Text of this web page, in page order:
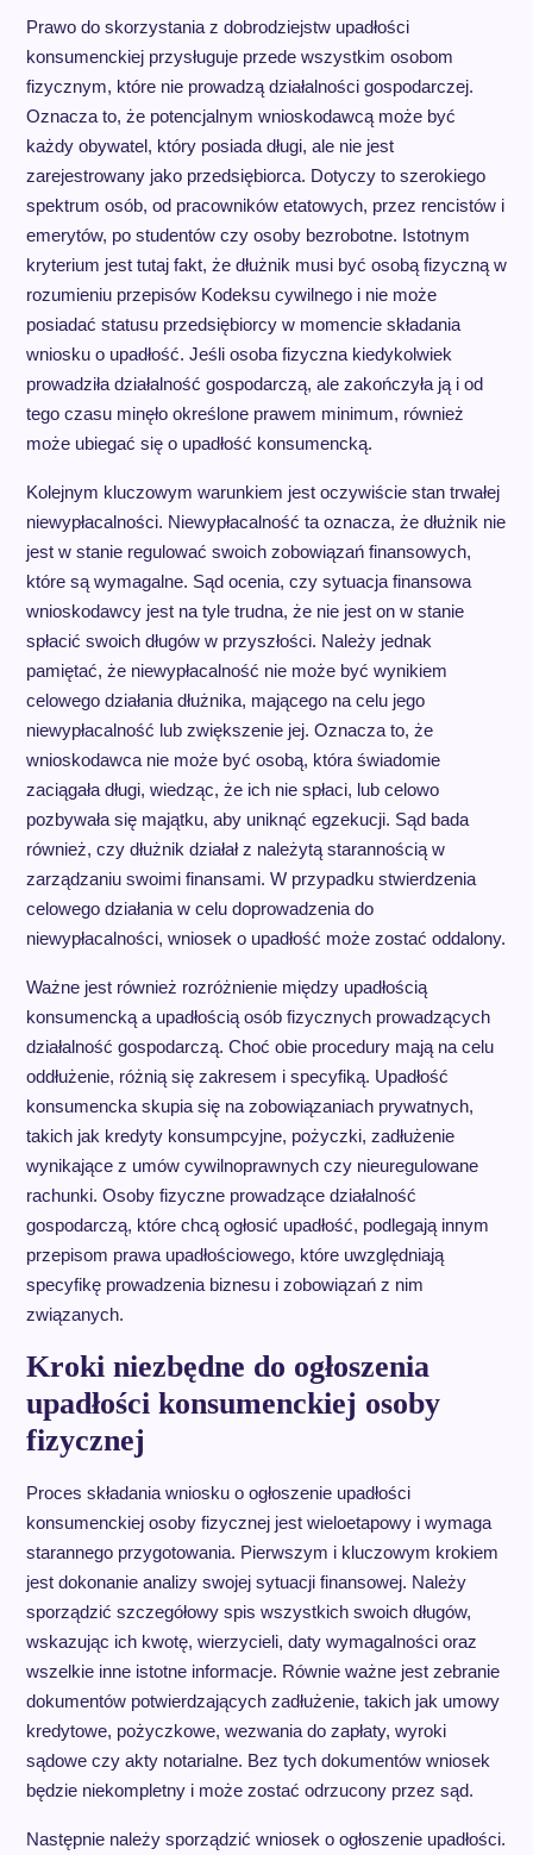
Prawo do skorzystania z dobrodziejstw upadłości
konsumenckiej przysługuje przede wszystkim osobom
fizycznym, które nie prowadzą działalności gospodarczej.
Oznacza to, że potencjalnym wnioskodawcą może być
każdy obywatel, który posiada długi, ale nie jest
zarejestrowany jako przedsiębiorca. Dotyczy to szerokiego
spektrum osób, od pracowników etatowych, przez rencistów i
emerytów, po studentów czy osoby bezrobotne. Istotnym
kryterium jest tutaj fakt, że dłużnik musi być osobą fizyczną w
rozumieniu przepisów Kodeksu cywilnego i nie może
posiadać statusu przedsiębiorcy w momencie składania
wniosku o upadłość. Jeśli osoba fizyczna kiedykolwiek
prowadziła działalność gospodarczą, ale zakończyła ją i od
tego czasu minęło określone prawem minimum, również
może ubiegać się o upadłość konsumencką.
Kolejnym kluczowym warunkiem jest oczywiście stan trwałej
niewypłacalności. Niewypłacalność ta oznacza, że dłużnik nie
jest w stanie regulować swoich zobowiązań finansowych,
które są wymagalne. Sąd ocenia, czy sytuacja finansowa
wnioskodawcy jest na tyle trudna, że nie jest on w stanie
spłacić swoich długów w przyszłości. Należy jednak
pamiętać, że niewypłacalność nie może być wynikiem
celowego działania dłużnika, mającego na celu jego
niewypłacalność lub zwiększenie jej. Oznacza to, że
wnioskodawca nie może być osobą, która świadomie
zaciągała długi, wiedząc, że ich nie spłaci, lub celowo
pozbywała się majątku, aby uniknąć egzekucji. Sąd bada
również, czy dłużnik działał z należytą starannością w
zarządzaniu swoimi finansami. W przypadku stwierdzenia
celowego działania w celu doprowadzenia do
niewypłacalności, wniosek o upadłość może zostać oddalony.
Ważne jest również rozróżnienie między upadłością
konsumencką a upadłością osób fizycznych prowadzących
działalność gospodarczą. Choć obie procedury mają na celu
oddłużenie, różnią się zakresem i specyfiką. Upadłość
konsumencka skupia się na zobowiązaniach prywatnych,
takich jak kredyty konsumpcyjne, pożyczki, zadłużenie
wynikające z umów cywilnoprawnych czy nieuregulowane
rachunki. Osoby fizyczne prowadzące działalność
gospodarczą, które chcą ogłosić upadłość, podlegają innym
przepisom prawa upadłościowego, które uwzględniają
specyfikę prowadzenia biznesu i zobowiązań z nim
związanych.
Kroki niezbędne do ogłoszenia
upadłości konsumenckiej osoby
fizycznej
Proces składania wniosku o ogłoszenie upadłości
konsumenckiej osoby fizycznej jest wieloetapowy i wymaga
starannego przygotowania. Pierwszym i kluczowym krokiem
jest dokonanie analizy swojej sytuacji finansowej. Należy
sporządzić szczegółowy spis wszystkich swoich długów,
wskazując ich kwotę, wierzycieli, daty wymagalności oraz
wszelkie inne istotne informacje. Równie ważne jest zebranie
dokumentów potwierdzających zadłużenie, takich jak umowy
kredytowe, pożyczkowe, wezwania do zapłaty, wyroki
sądowe czy akty notarialne. Bez tych dokumentów wniosek
będzie niekompletny i może zostać odrzucony przez sąd.
Następnie należy sporządzić wniosek o ogłoszenie upadłości.